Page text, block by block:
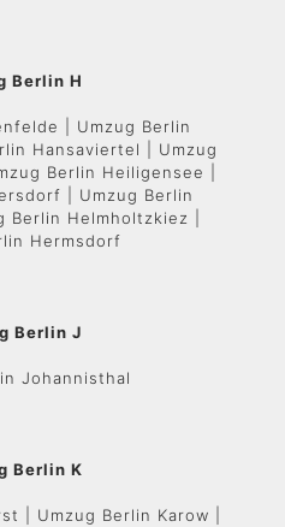
Berlin H
| Umzug Berlin
Hansaviertel | Umzug
Berlin Heiligensee |
| Umzug Berlin
Helmholtzkiez |
Hermsdorf
Berlin J
Johannisthal
Berlin K
| Umzug Berlin Karow |